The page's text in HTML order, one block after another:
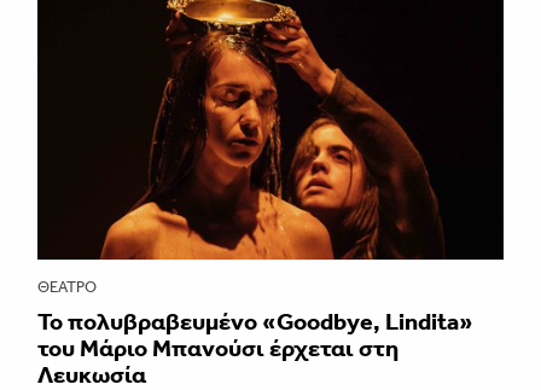
ΘΈΑΤΡΟ
Το πολυβραβευμένο «Goodbye, Lindita»
του Μάριο Μπανούσι έρχεται στη
Λευκωσία